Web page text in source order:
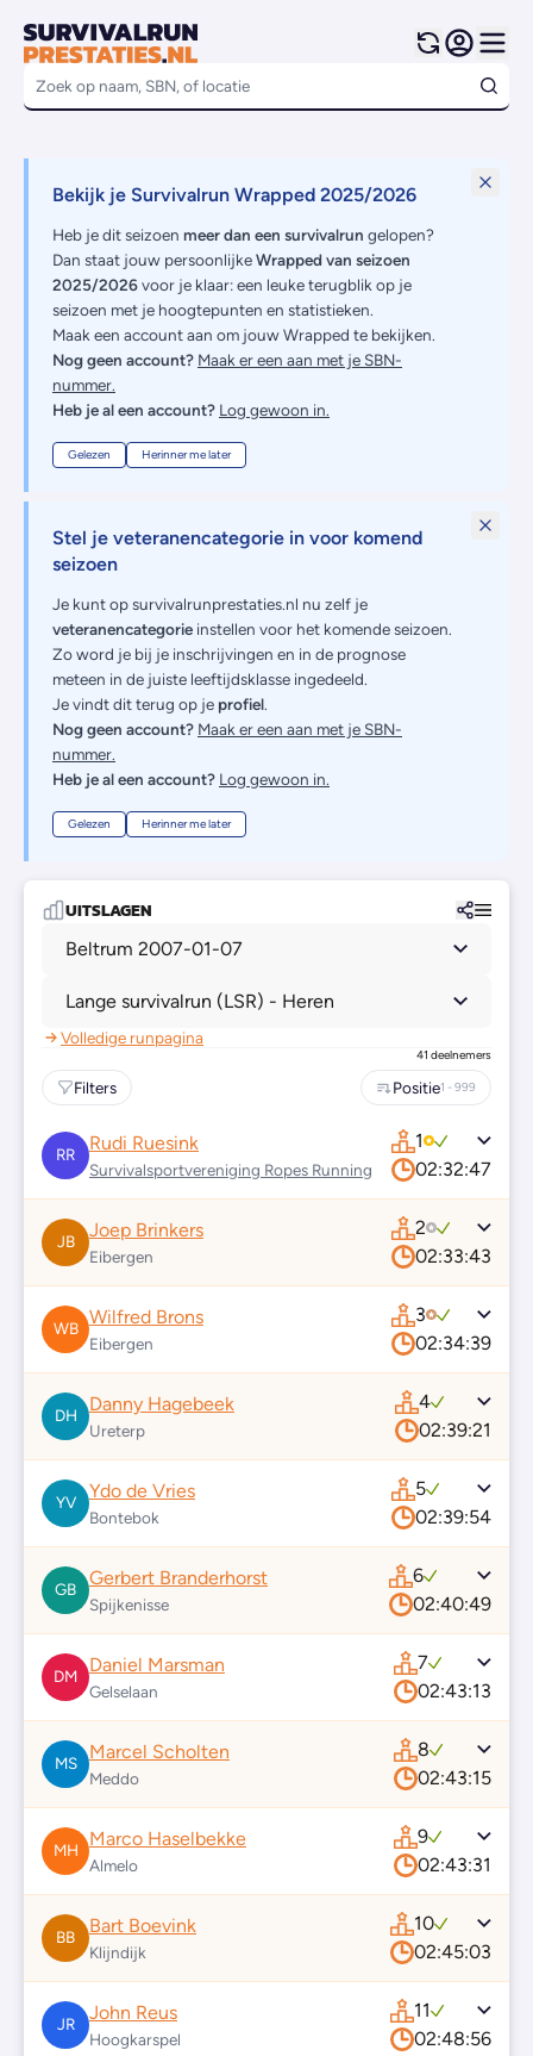
Bekijk je Survivalrun Wrapped 2025/2026
Heb je dit seizoen meer dan een survivalrun gelopen?
Dan staat jouw persoonlijkeWrapped van seizoen
2025/2026voor je klaar: een leuke terugblik op je
seizoen met je hoogtepunten en statistieken.
Maak een account aan om jouw Wrapped te bekijken.
Nog geen account? Maak er een aan met je SBN-
nummer.
Heb je al een account? Log gewoon in.
Gelezen Herinner me later
Stel je veteranencategorie in voor komend
seizoen
Je kunt op survivalrunprestaties.nl nu zelf je
veteranencategorie instellen voor het komende seizoen.
Zo word je bij je inschrijvingen en in de prognose
meteen in de juiste leeftijdsklasse ingedeeld.
Je vindt dit terug op je profiel.
Nog geen account? Maak er een aan met je SBN-
nummer.
Heb je al een account? Log gewoon in.
Gelezen Herinner me later
UITSLAGEN
Beltrum 2007-01-07
Lange survivalrun (LSR) - Heren
Volledige runpagina
41 deelnemers
Filters Positie1 - 999
RR
Rudi Ruesink
Survivalsportvereniging Ropes Running
1
02:32:47
JB
Joep Brinkers
Eibergen
2
02:33:43
WB
Wilfred Brons
Eibergen
3
02:34:39
DH
Danny Hagebeek
Ureterp
4
02:39:21
YV
Ydo de Vries
Bontebok
5
02:39:54
GB
Gerbert Branderhorst
Spijkenisse
6
02:40:49
DM
Daniel Marsman
Gelselaan
7
02:43:13
MS
Marcel Scholten
Meddo
8
02:43:15
MH
Marco Haselbekke
Almelo
9
02:43:31
BB
Bart Boevink
Klijndijk
10
02:45:03
JR
John Reus
Hoogkarspel
11
02:48:56